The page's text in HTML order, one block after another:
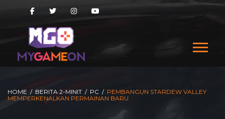
HOME / BERITA 2-MINIT / PC / PEMBANGUN STARDEW VALLEY
MEMPERKENALKAN PERMAINAN BARU